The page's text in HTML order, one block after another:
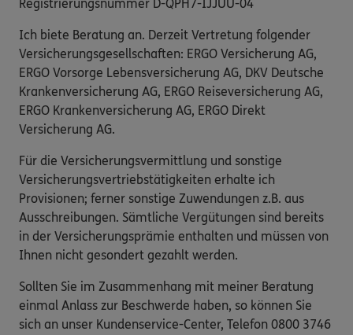
Registrierungsnummer D-QPH7-IJJUU-04
Ich biete Beratung an. Derzeit Vertretung folgender
Versicherungsgesellschaften: ERGO Versicherung AG,
ERGO Vorsorge Lebensversicherung AG, DKV Deutsche
Krankenversicherung AG, ERGO Reiseversicherung AG,
ERGO Krankenversicherung AG, ERGO Direkt
Versicherung AG.
Für die Versicherungsvermittlung und sonstige
Versicherungsvertriebstätigkeiten erhalte ich
Provisionen; ferner sonstige Zuwendungen z.B. aus
Ausschreibungen. Sämtliche Vergütungen sind bereits
in der Versicherungsprämie enthalten und müssen von
Ihnen nicht gesondert gezahlt werden.
Sollten Sie im Zusammenhang mit meiner Beratung
einmal Anlass zur Beschwerde haben, so können Sie
sich an unser Kundenservice-Center, Telefon 0800 3746